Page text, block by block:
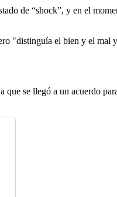
de “shock”, y en el
"distinguía el bien y el mal
que se llegó a un acuerdo